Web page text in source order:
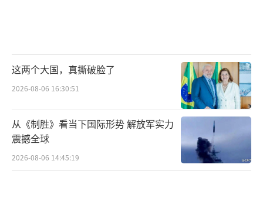
这两个大国，真撕破脸了
2026-08-06 16:30:51
从《制胜》看当下国际形势 解放军实力
震撼全球
2026-08-06 14:45:19